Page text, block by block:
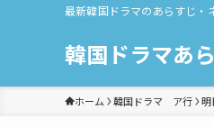
最新韓国ドラマのあらすじ・
韓国ドラマあ
ホーム 韓国ドラマ ア行 明